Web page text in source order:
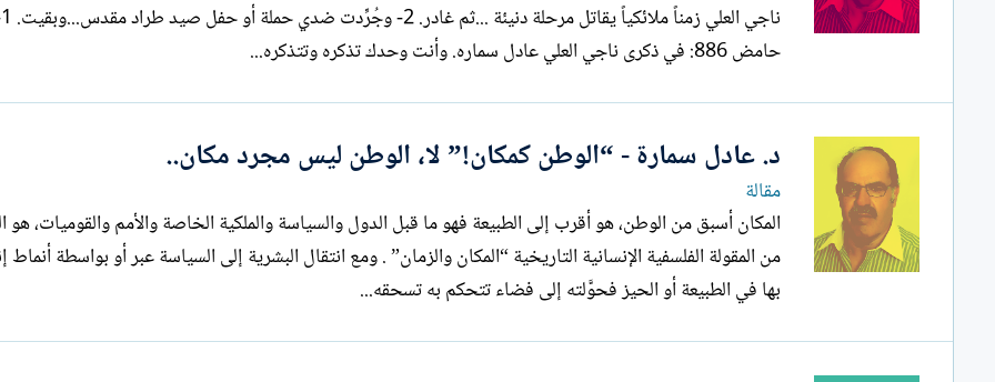
حامض 886: في ذكرى ناجي العلي عادل سماره. وأنت وحدك تذكره وتتذكره...
د. عادل سمارة - “الوطن كمكان!” لا، الوطن ليس مجرد مكان..
مقالة
المكان أسبق من الوطن، هو أقرب إلى الطبيعة فهو ما قبل الدول والسياسة والملكية الخاصة والأمم والقوميات، هو
من المقولة الفلسفية الإنسانية التاريخية “المكان والزمان” . ومع انتقال البشرية إلى السياسة عبر أو بواسطة أنماط
بها في الطبيعة أو الحيز فحوَّلته إلى فضاء تتحكم به تسحقه...